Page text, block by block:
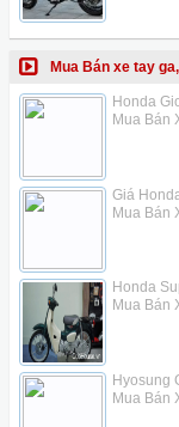
Mua Bán xe tay
Honda
Mua Bán
Giá
Mua Bán
Honda
Mua Bán
Hyosung
Mua Bán